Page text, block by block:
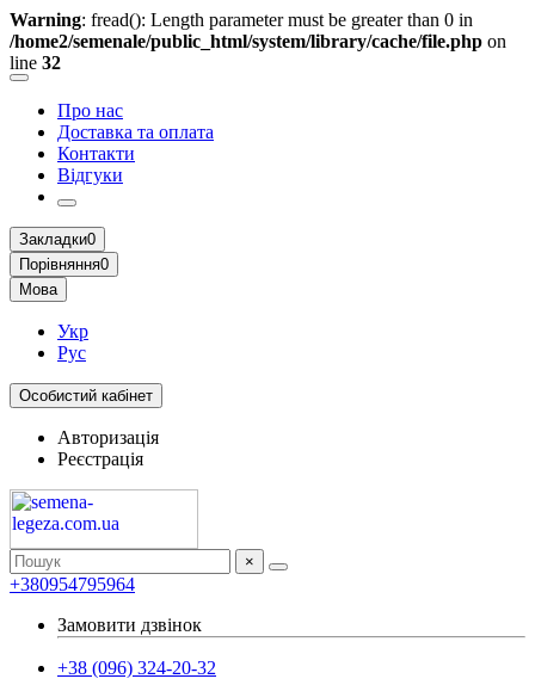
Warning: fread(): Length parameter must be greater than 0 in
/home2/semenale/public_html/system/library/cache/file.php on
line 32
Про нас
Доставка та оплата
Контакти
Відгуки
Закладки0
Порівняння0
Мова
Укр
Рус
Особистий кабінет
Авторизація
Реєстрація
×
+380954795964
Замовити дзвінок
+38 (096) 324-20-32